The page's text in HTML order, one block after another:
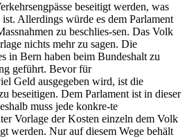
beseitigt werden, was
Allerdings würde es dem Parlament
zu beschlies-sen. Das Volk
nichts mehr zu sagen. Die
in Bern haben beim Bundeshalt zu
geführt. Bevor für
Geld ausgegeben wird, ist die
beseitigen. Dem Parlament ist in dieser
muss jede konkre-te
Vorlage der Kosten einzeln dem Volk
werden. Nur auf diesem Wege behält